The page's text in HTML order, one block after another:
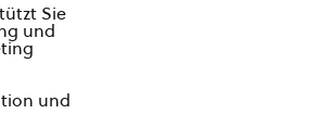
Sie
und
und